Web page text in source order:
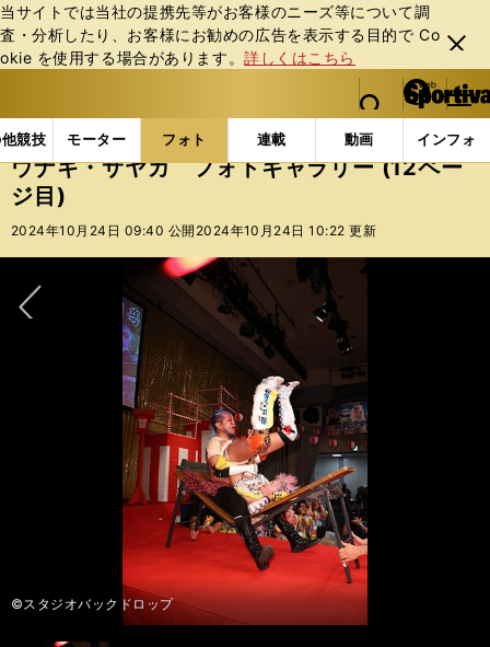
当サイトでは当社の提携先等がお客様のニーズ等について調
査・分析したり、お客様にお勧めの広告を表⽰する⽬的で Co
okie を使⽤する場合があります。詳しくはこちら
閉じ
る
web Sportiva (webスポルティーバ)
検索
マイペ
ー
ジ
メニュ
競技 モーター フォト 連載 動画 インフォ
b
ス
ポ
ル
バ
フォトギャラリー ウナギ・サヤカ フォトギャラリー
ウナギ・サヤカ フォトギャラリー (12ペー
ジ目)
2024年10月24日 09:40 公開 2024年10月24日 10:22 更新
©スタジオバックドロップ
前へ